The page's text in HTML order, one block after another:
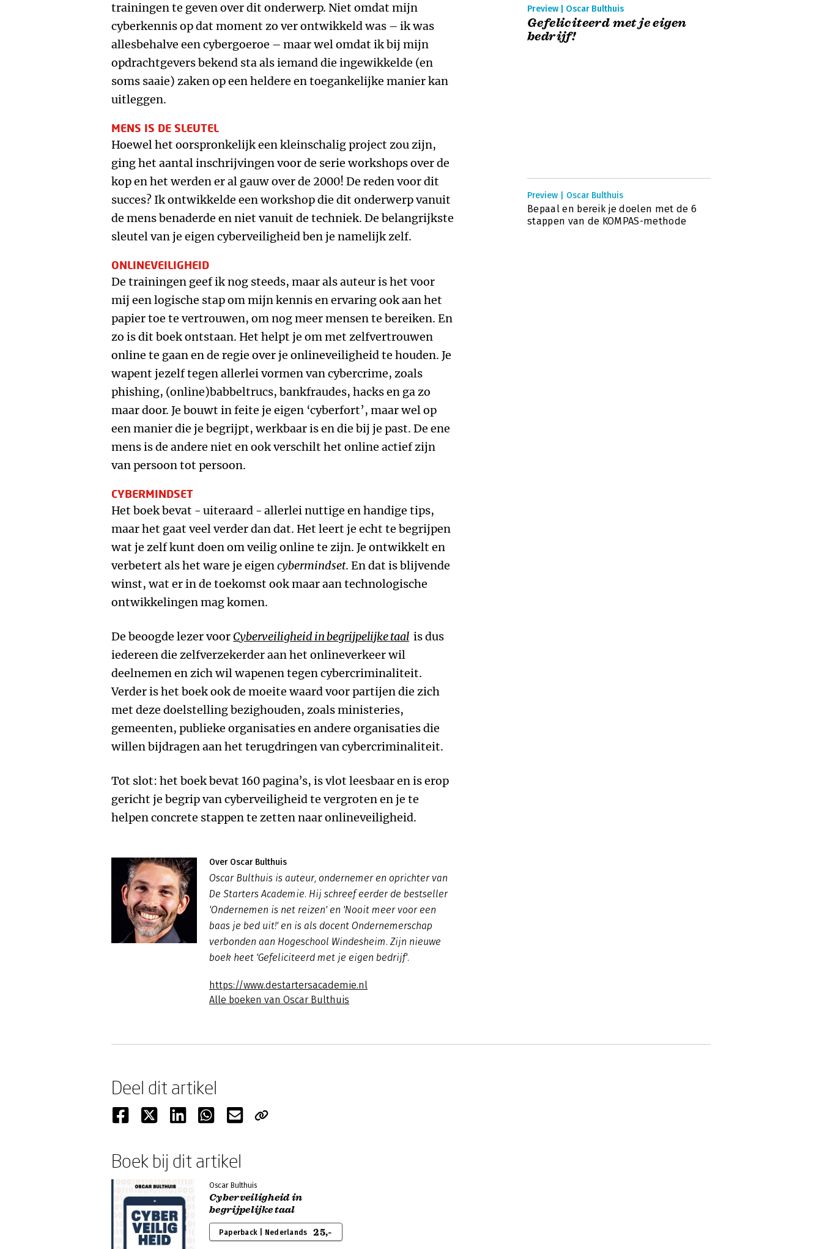
trainingen te geven over dit onderwerp. Niet omdat mijn
cyberkennis op dat moment zo ver ontwikkeld was – ik was
allesbehalve een cybergoeroe – maar wel omdat ik bij mijn
opdrachtgevers bekend sta als iemand die ingewikkelde (en
soms saaie) zaken op een heldere en toegankelijke manier kan
uitleggen.
MENS IS DE SLEUTEL
Hoewel het oorspronkelijk een kleinschalig project zou zijn,
ging het aantal inschrijvingen voor de serie workshops over de
kop en het werden er al gauw over de 2000! De reden voor dit
succes? Ik ontwikkelde een workshop die dit onderwerp vanuit
de mens benaderde en niet vanuit de techniek. De belangrijkste
sleutel van je eigen cyberveiligheid ben je namelijk zelf.
ONLINEVEILIGHEID
De trainingen geef ik nog steeds, maar als auteur is het voor
mij een logische stap om mijn kennis en ervaring ook aan het
papier toe te vertrouwen, om nog meer mensen te bereiken. En
zo is dit boek ontstaan. Het helpt je om met zelfvertrouwen
online te gaan en de regie over je onlineveiligheid te houden. Je
wapent jezelf tegen allerlei vormen van cybercrime, zoals
phishing, (online)babbeltrucs, bankfraudes, hacks en ga zo
maar door. Je bouwt in feite je eigen ‘cyberfort’, maar wel op
een manier die je begrijpt, werkbaar is en die bij je past. De ene
mens is de andere niet en ook verschilt het online actief zijn
van persoon tot persoon.
CYBERMINDSET
Het boek bevat - uiteraard - allerlei nuttige en handige tips,
maar het gaat veel verder dan dat. Het leert je echt te begrijpen
wat je zelf kunt doen om veilig online te zijn. Je ontwikkelt en
verbetert als het ware je eigencybermindset. En dat is blijvende
winst, wat er in de toekomst ook maar aan technologische
ontwikkelingen mag komen.
De beoogde lezer voorCyberveiligheid in begrijpelijke taal is dus
iedereen die zelfverzekerder aan het onlineverkeer wil
deelnemen en zich wil wapenen tegen cybercriminaliteit.
Verder is het boek ook de moeite waard voor partijen die zich
met deze doelstelling bezighouden, zoals ministeries,
gemeenten, publieke organisaties en andere organisaties die
willen bijdragen aan het terugdringen van cybercriminaliteit.
Tot slot: het boek bevat 160 pagina’s, is vlot leesbaar en is erop
gericht je begrip van cyberveiligheid te vergroten en je te
helpen concrete stappen te zetten naar onlineveiligheid.
Over Oscar Bulthuis
Oscar Bulthuis is auteur, ondernemer en oprichter van
De Starters Academie. Hij schreef eerder de bestseller
'Ondernemen is net reizen' en 'Nooit meer voor een
baas je bed uit!' en is als docent Ondernemerschap
verbonden aan Hogeschool Windesheim. Zijn nieuwe
boek heet 'Gefeliciteerd met je eigen bedrijf'.
https://www.destartersacademie.nl
Alle boeken van Oscar Bulthuis
Preview | Oscar Bulthuis
Gefeliciteerd met je eigen
bedrijf!
Preview | Oscar Bulthuis
Bepaal en bereik je doelen met de 6
stappen van de KOMPAS-methode
Deel dit artikel
Boek bij dit artikel
Oscar Bulthuis
Cyberveiligheid in
begrijpelijke taal
Paperback | Nederlands 25,-